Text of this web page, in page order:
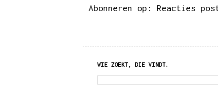
Abonneren op: Reacties
WIE ZOEKT, DIE VINDT.